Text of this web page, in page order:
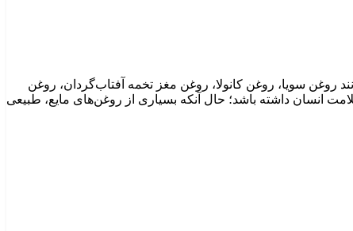
سویا، روغن کانولا، روغن مغز تخمه آفتاب‌گردان، روغن
انسان داشته باشد؛ حال آنکه بسیاری از روغن‌های مایع، طبیعی